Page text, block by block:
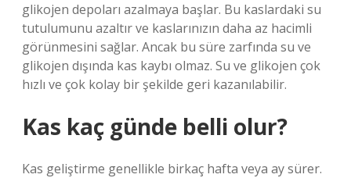
glikojen depoları azalmaya başlar. Bu kaslardaki su
tutulumunu azaltır ve kaslarınızın daha az hacimli
görünmesini sağlar. Ancak bu süre zarfında su ve
glikojen dışında kas kaybı olmaz. Su ve glikojen çok
hızlı ve çok kolay bir şekilde geri kazanılabilir.
Kas kaç günde belli olur?
Kas geliştirme genellikle birkaç hafta veya ay sürer.